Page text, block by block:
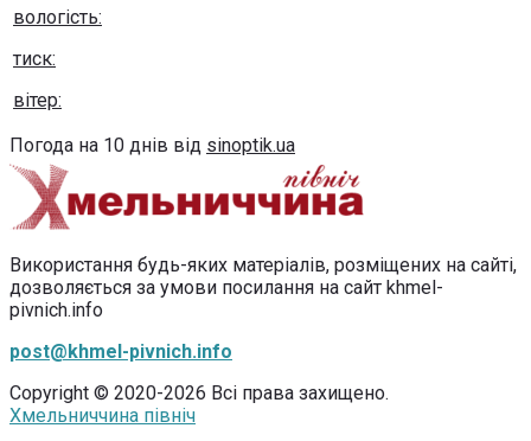
вологість:
тиск:
вітер:
Погода на 10 днів від sinoptik.ua
Використання будь-яких матеріалів, розміщених на сайті,
дозволяється за умови посилання на сайт khmel-
pivnich.info
post@khmel-pivnich.info
Copyright © 2020-2026 Всі права захищено.
Хмельниччина північ